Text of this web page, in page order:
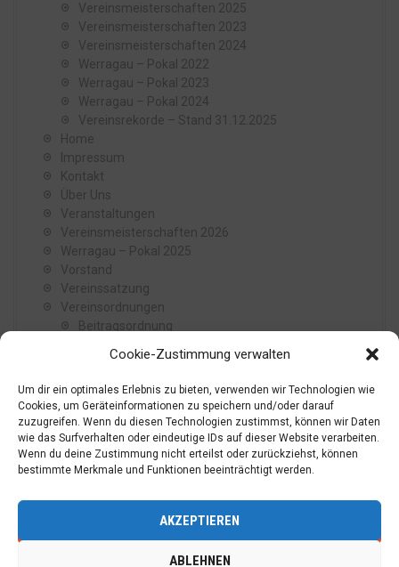
Cookie-Zustimmung verwalten
Um dir ein optimales Erlebnis zu bieten, verwenden wir Technologien wie
Cookies, um Geräteinformationen zu speichern und/oder darauf
zuzugreifen. Wenn du diesen Technologien zustimmst, können wir Daten
wie das Surfverhalten oder eindeutige IDs auf dieser Website verarbeiten.
Wenn du deine Zustimmung nicht erteilst oder zurückziehst, können
bestimmte Merkmale und Funktionen beeinträchtigt werden.
AKZEPTIEREN
ABLEHNEN
Vereinsmeisterschaften 2025
Vereinsmeisterschaften 2023
Vereinsmeisterschaften 2024
Werragau – Pokal 2022
Werragau – Pokal 2023
Werragau – Pokal 2024
Vereinsrekorde – Stand 31.12.2025
Home
Impressum
Kontakt
Über Uns
Veranstaltungen
Vereinsmeisterschaften 2026
Werragau – Pokal 2025
Vorstand
Vereinssatzung
Vereinsordnungen
Beitragsordnung
Wahlordnung
Vereinsjugendordnung
Vereinsgeschichte
Vereinsgeschichte von 1886 bis 1939
Vereinsgeschichte von 1945 bis 1989
Vereinsgeschichte von 1992 bis 2022
Statuten von 1886